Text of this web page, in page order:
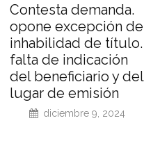
Contesta demanda.
opone excepción de
inhabilidad de título.
falta de indicación
del beneficiario y del
lugar de emisión
diciembre 9, 2024